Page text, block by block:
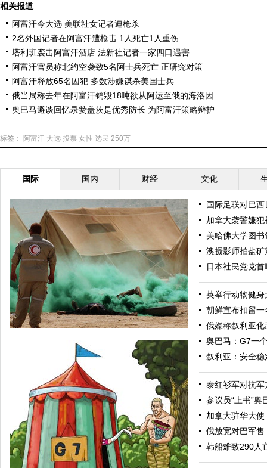
相关报道
阿富汗今大选 美联社女记者遭枪杀
2名外国记者在阿富汗遭枪击 1人死亡1人重伤
塔利班袭击阿富汗酒店 法新社记者一家四口遇害
阿富汗官员称北约空袭致5名阿士兵死亡 正研究对策
阿富汗释放65名囚犯 多数涉嫌谋杀美国士兵
俄当局称去年在阿富汗销毁18吨欲从阿运至俄的海洛因
奥巴马避谈回忆录赞盖茨是优秀防长 为阿富汗策略辩护
标签： 阿富汗 大选 投票 女性 选民 250万
国际 国内 财经 文化
“渴望之狮”多国联合军演举行 美军秀军事力量
国际足联对巴
加拿大袭警嫌
美哈佛大学图
澳摄影师拍盐
日本社民党党
英举行动物健
朝鲜宣布扣留
俄媒称叙利亚
奥巴马：G7一
叙利亚：安全
泰红衫军对抗
参议员“上书”奥
加拿大驻华大
俄放宽对巴军
韩船难致290人